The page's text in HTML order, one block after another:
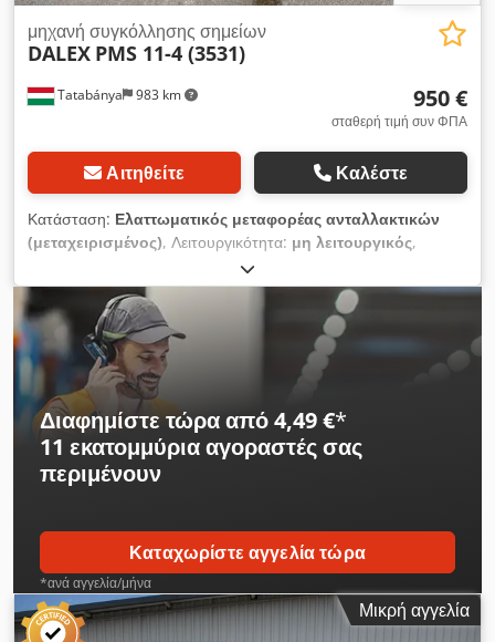
Tatabánya 983 km
μηχανή συγκόλλησης σημείων
DALEX PMS 11-4 (3531)
950 €
σταθερή τιμή συν ΦΠΑ
Αιτηθείτε Καλέστε
Κατάσταση: Ελαττωματικός μεταφορέας ανταλλακτικών
(μεταχειρισμένος), Λειτουργικότητα: μη λειτουργικός,
Κατασκευαστής: DALEX PMS 11-4 Μήκος βραχίονα: 350 χιλ.
Crodozp Iazopfx Airjf Ισχύς: 100 kVA Η μηχανή δεν είναι σε
λειτουργία, η κατάστασή της είναι άγνωστη.
Διαφημίστε τώρα από 4,49 €*
11 εκατομμύρια αγοραστέςσας
περιμένουν
Καταχωρίστε αγγελία τώρα
*ανά αγγελία/μήνα
Μικρή αγγελία